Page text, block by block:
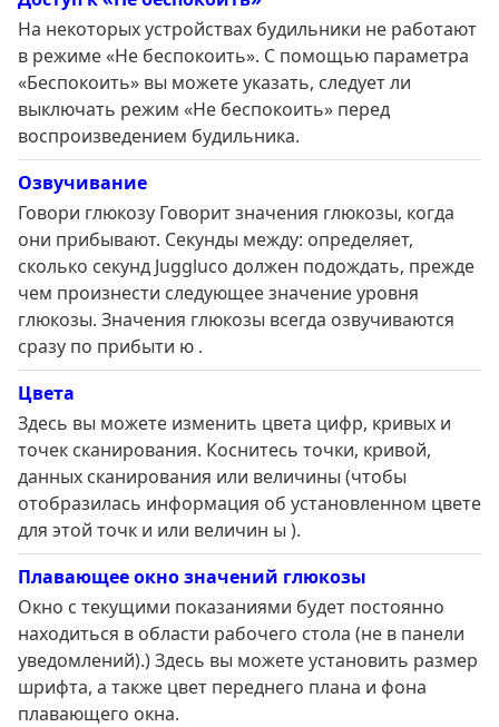
На некоторых устройствах будильники не работают
в режиме «Не беспокоить». С помощью параметра
«Беспокоить» вы можете указать, следует ли
выключать режим «Не беспокоить» перед
воспроизведением будильника.
Озвучивание
Говори глюкозу Говорит значения глюкозы, когда
они прибывают. Секунды между: определяет,
сколько секунд Juggluco должен подождать, прежде
чем произнести следующее значение уровня
глюкозы. Значения глюкозы всегда озвучиваются
сразу по прибыти ю .
Цвета
Здесь вы можете изменить цвета цифр, кривых и
точек сканирования. Коснитесь точки, кривой,
данных сканирования или величины (чтобы
отобразилась информация об установленном цвете
для этой точк и или величин ы ).
Плавающее окно значений глюкозы
Окно с текущими показаниями будет постоянно
находиться в области рабочего стола (не в панели
уведомлений).) Здесь вы можете установить размер
шрифта, а также цвет переднего плана и фона
плавающего окна.